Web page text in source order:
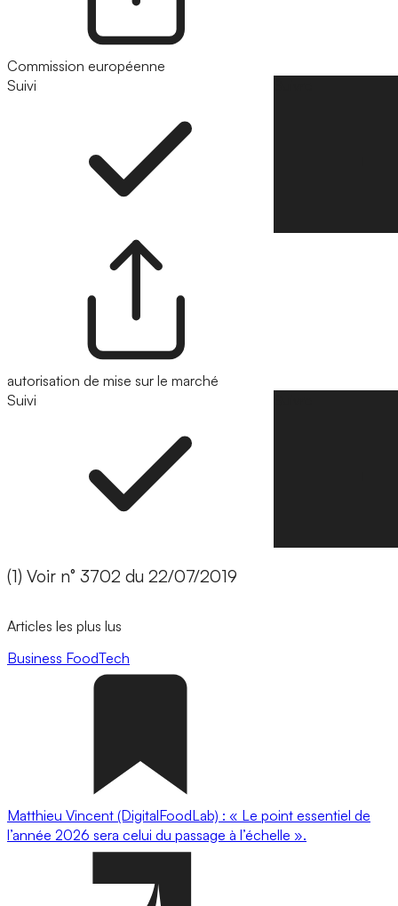
Commission européenne
Suivi
autorisation de mise sur le marché
Suivi
(1) Voir n° 3702 du 22/07/2019
Articles les plus lus
Business FoodTech
Matthieu Vincent (DigitalFoodLab) : « Le point essentiel de
l’année 2026 sera celui du passage à l’échelle ».